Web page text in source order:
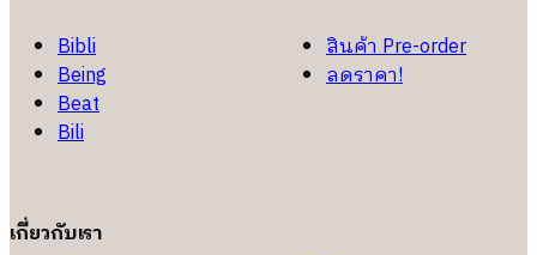
Bibli
Being
Beat
Bili
สินค้า Pre-order
ลดราคา!
เกี่ยวกับเรา